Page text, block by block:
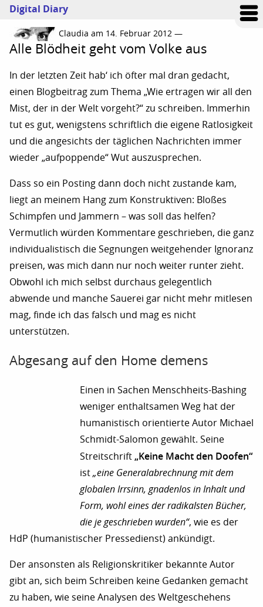
Digital Diary
Claudia am 14. Februar 2012 —
Alle Blödheit geht vom Volke aus
In der letzten Zeit hab‘ ich öfter mal dran gedacht,
einen Blogbeitrag zum Thema „Wie ertragen wir all den
Mist, der in der Welt vorgeht?“ zu schreiben. Immerhin
tut es gut, wenigstens schriftlich die eigene Ratlosigkeit
und die angesichts der täglichen Nachrichten immer
wieder „aufpoppende“ Wut auszusprechen.
Dass so ein Posting dann doch nicht zustande kam,
liegt an meinem Hang zum Konstruktiven: Bloßes
Schimpfen und Jammern – was soll das helfen?
Vermutlich würden Kommentare geschrieben, die ganz
individualistisch die Segnungen weitgehender Ignoranz
preisen, was mich dann nur noch weiter runter zieht.
Obwohl ich mich selbst durchaus gelegentlich
abwende und manche Sauerei gar nicht mehr mitlesen
mag, finde ich das falsch und mag es nicht
unterstützen.
Abgesang auf den Home demens
Einen in Sachen Menschheits-Bashing
weniger enthaltsamen Weg hat der
humanistisch orientierte Autor Michael
Schmidt-Salomon gewählt. Seine
Streitschrift „Keine Macht den Doofen“
ist „eine Generalabrechnung mit dem
globalen Irrsinn, gnadenlos in Inhalt und
Form, wohl eines der radikalsten Bücher,
die je geschrieben wurden“, wie es der
HdP (humanistischer Pressedienst) ankündigt.
Der ansonsten als Religionskritiker bekannte Autor
gibt an, sich beim Schreiben keine Gedanken gemacht
zu haben, wie seine Analysen des Weltgeschehens